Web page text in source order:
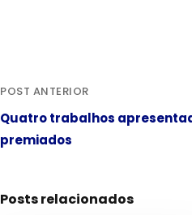
POST ANTERIOR
Quatro trabalhos
premiados
Posts relacionados